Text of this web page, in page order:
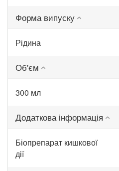
Форма випуску
Рідина
Об'єм
300 мл
Додаткова інформація
Біопрепарат кишкової
дії